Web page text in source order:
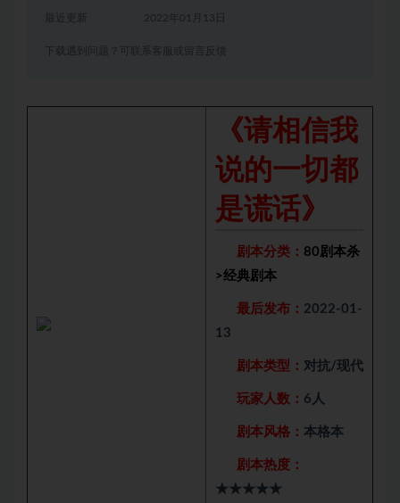
2022年01月13日
下载遇到问题？可联系客服或留言反馈
《请相信我
说的一切都
是谎话》
剧本分类： 80剧本杀
>经典剧本
最后发布： 2022-01-
13
剧本类型： 对抗/现代
玩家人数： 6人
剧本风格： 本格本
剧本热度：
★★★★★